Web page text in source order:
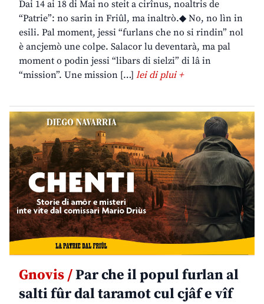
Dai 14 ai 18 di Mai no steit a cirînus, noaltris de
“Patrie”: no sarin in Friûl, ma inaltrò.◆ No, no lìn in
esili. Pal moment, jessi “furlans che no si rindin” nol
è ancjemò une colpe. Salacor lu deventarà, ma pal
moment o podin jessi “libars di sielzi” di lâ in
“mission”. Une mission […] lei di plui +
Gnovis /Par che il popul furlan al
salti fûr dal taramot cul cjâf e vîf